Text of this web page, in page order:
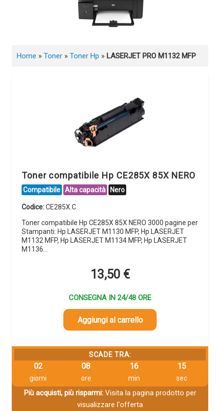
Home » Toner » Toner Hp » LASERJET PRO M1132 MFP
Toner compatibile Hp CE285X 85X NERO
Compatibile Alta capacità Nero
Codice:CE285X.C
Toner compatibile Hp CE285X 85X NERO 3000 pagine per
Stampanti: Hp LASERJET M1130 MFP, Hp LASERJET
M1132 MFP, Hp LASERJET M1134 MFP, Hp LASERJET
M1136…
13,50 €
CONSEGNA IN 24/48 ORE
Aggiungi al carrello
SCADE TRA:
02
giorni
08
ore
16
min
14
sec
Più acquisti, più risparmi:Visita la pagina prodotto per
visualizzare l'offerta